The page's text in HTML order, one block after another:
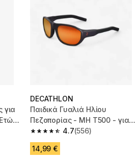
για
reviews
DECATHLON
Παιδικά Γυαλιά Ηλίου
Πεζοπορίας - MH T500 - για
ηλικίες από 6-10 - Κατηγορίας
4
4.7
4.7 out of 5 stars from 556
(556)
14,99 €